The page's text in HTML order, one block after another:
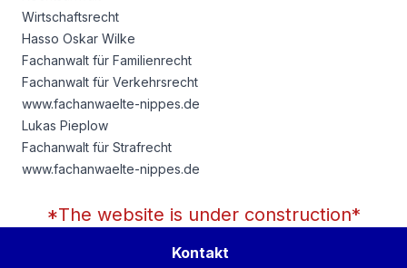
Wirtschaftsrecht
Hasso Oskar Wilke
Fachanwalt für Familienrecht
Fachanwalt für Verkehrsrecht
www.fachanwaelte-nippes.de
Lukas Pieplow
Fachanwalt für Strafrecht
www.fachanwaelte-nippes.de
*The website is under construction*
Kontakt